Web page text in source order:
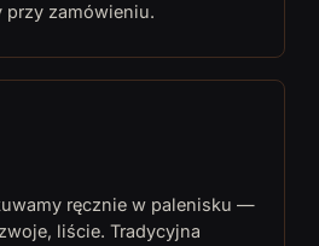
zamówieniu.
ręcznie w palenisku —
liście. Tradycyjna